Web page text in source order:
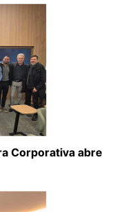
Corporativa abre